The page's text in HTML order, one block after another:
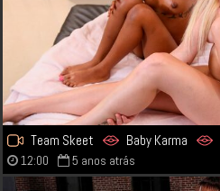
Team Skeet Baby Karma
12:00 5 anos atrás